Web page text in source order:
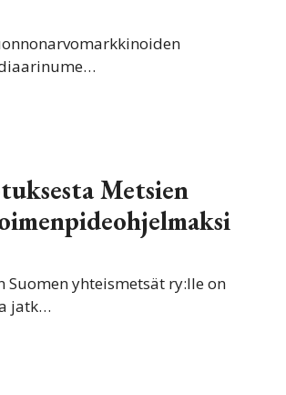
Metsien
yhteismetsät ry:lle on
jatk…